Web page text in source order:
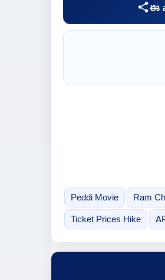
ఈ
Peddi Movie Ram
Ticket Prices Hike